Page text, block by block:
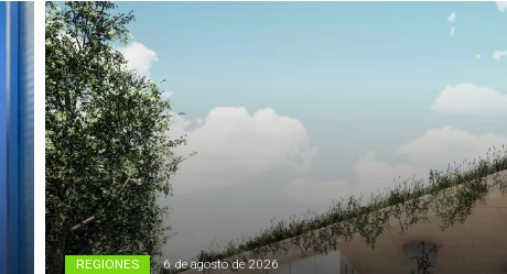
REGIONES 6 de agosto de 2026